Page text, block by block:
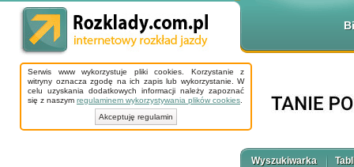
Serwis www wykorzystuje pliki cookies. Korzystanie z
witryny oznacza zgodę na ich zapis lub wykorzystanie. W
celu uzyskania dodatkowych informacji należy zapoznać
się z naszym regulaminem wykorzystywania plików cookies
Akceptuję regulamin
Wyszukiwarka